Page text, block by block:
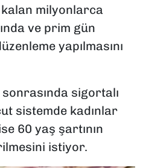
kalan milyonlarca
ve prim gün
yapılmasını
sigortalı
sistemde kadınlar
60 yaş şartının
istiyor.